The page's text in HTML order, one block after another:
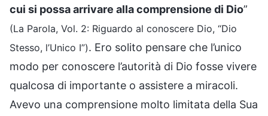
cui si possa arrivare alla comprensione di Dio”
(La Parola, Vol. 2: Riguardo al conoscere Dio, “Dio
Stesso, l’Unico I”). Ero solito pensare che l’unico
modo per conoscere l’autorità di Dio fosse vivere
qualcosa di importante o assistere a miracoli.
Avevo una comprensione molto limitata della Sua